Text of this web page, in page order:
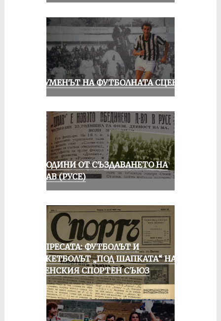
ШОУМЕНЪТ НА ФУТБОЛНАТА СЦЕНА
70 ГОДИНИ ОТ СЪЗДАВАНЕТО НА
ДУНАВ (РУСЕ)
ОТ ПРЕСАТА: ФУТБОЛЪТ И
БАСКЕТБОЛЪТ „ПОД ШАПКАТА“ НА
РУСЕНСКИЯ СПОРТЕН СЪЮЗ